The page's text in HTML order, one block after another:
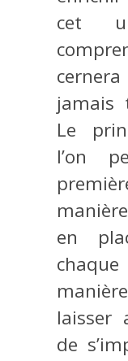
cet
jamais
Le
l’on
en
chaque
laisser
de